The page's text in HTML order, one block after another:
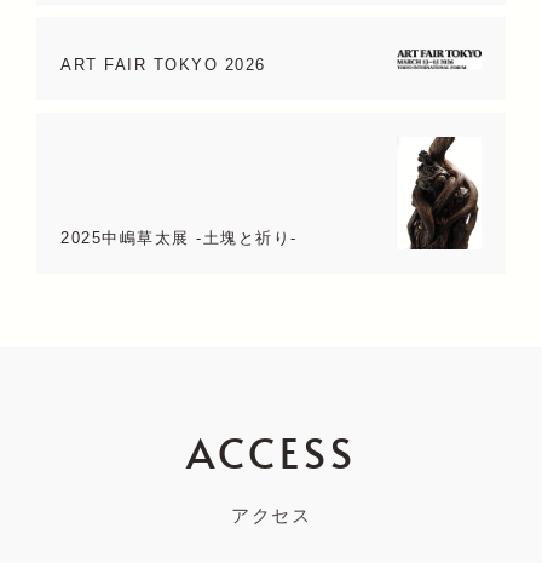
ART FAIR TOKYO 2026
2025中嶋草太展 -土塊と祈り-
ACCESS
アクセス